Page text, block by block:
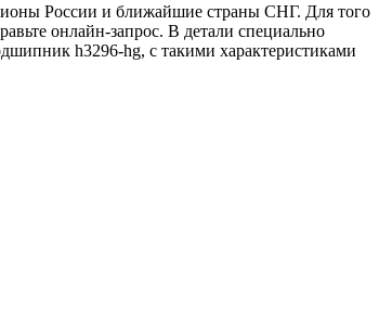
России и ближайшие страны СНГ. Для того
онлайн-запрос. В детали специально
h3296-hg, с такими характеристиками